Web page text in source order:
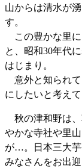
山からは清水が
す。
この豊かな里に
と、昭和30年代
はじまり。
意外と知られて
にしたいと考え
秋の津和野は、
やかな寺社や里
が…。日本三大
みなさんをお出迎